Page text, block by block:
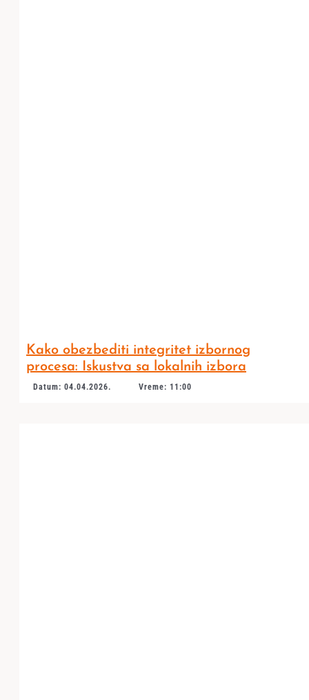
Kako obezbediti integritet izbornog
procesa: Iskustva sa lokalnih izbora
Datum: 04.04.2026. Vreme: 11:00